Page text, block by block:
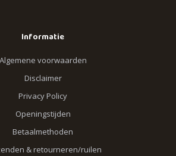
Informatie
Algemene voorwaarden
Disclaimer
Privacy Policy
Openingstijden
Betaalmethoden
& retourneren/ruilen